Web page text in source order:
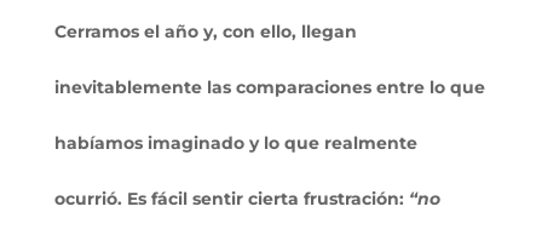
Cerramos el año y, con ello, llegan
inevitablemente las comparaciones entre lo que
habíamos imaginado y lo que realmente
ocurrió. Es fácil sentir cierta frustración: “no